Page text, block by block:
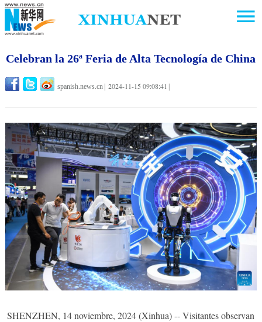
Celebran la 26ª Feria de Alta Tecnología de China
spanish.news.cn 2024-11-15 09:08:41
SHENZHEN, 14 noviembre, 2024 (Xinhua) -- Visitantes observan